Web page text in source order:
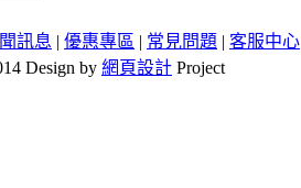
訊息 | 優惠專區 | 常見問題 | 客服中心
Design by 網頁設計 Project